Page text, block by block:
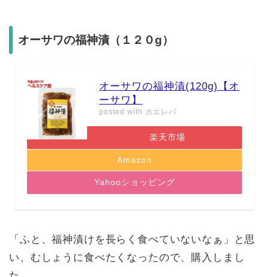
オーサワの福神漬（１２０g）
オーサワの福神漬(120g)【オ
ーサワ】
posted with カエレバ
楽天市場
Amazon
Yahooショッピング
「ふと、福神漬けを長らく食べていないなぁ」と思
い、むしょうに食べたくなったので、購入しまし